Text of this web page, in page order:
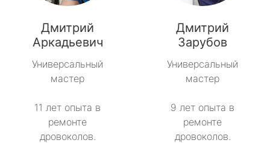
Дмитрий
Аркадьевич
Универсальный
мастер
11 лет опыта в
ремонте
дровоколов.
Дмитрий
Зарубов
Универсальный
мастер
9 лет опыта в
ремонте
дровоколов.